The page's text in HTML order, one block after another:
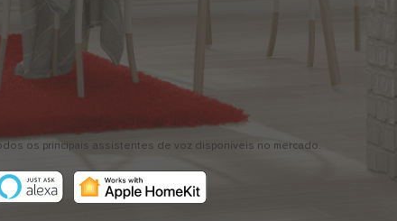
os principais assistentes de voz disponíveis no mercado.